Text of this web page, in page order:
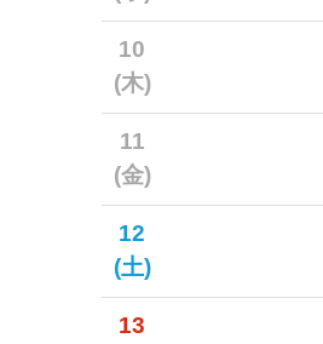
10
(木)
11
(金)
12
(土)
13